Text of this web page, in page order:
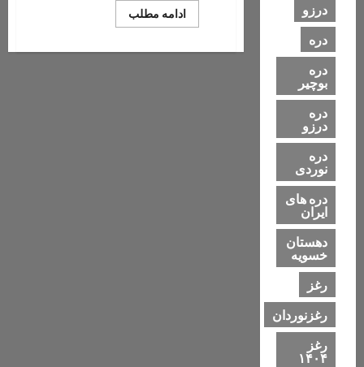
ادامه مطلب
more
درزو
دره
دره
بوچیر
دره
درزو
دره
نوردی
دره های
ایران
دهستان
خسویه
رغز
رغزنوردان
رغز
۱۴۰۴